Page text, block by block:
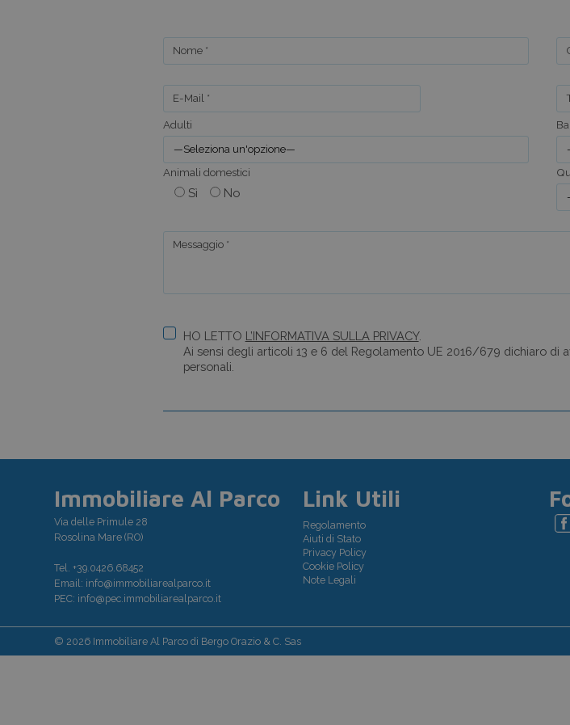
Nome *
E-Mail *
Adulti
Sì No
Animali domestici
Messaggio *
HO LETTO L’INFORMATIVA SULLA PRIVACY.
Ai sensi degli articoli 13 e 6 del Regolamento UE 2016/679 dichiaro di
personali.
Immobiliare Al Parco
Via delle Primule 28
Rosolina Mare (RO)
Tel.+39.0426.68452
Email: info@immobiliarealparco.it
PEC: info@pec.immobiliarealparco.it
Link Utili
Regolamento
Aiuti di Stato
Privacy Policy
Cookie Policy
Note Legali
© 2026 Immobiliare Al Parco di Bergo Orazio & C. Sas